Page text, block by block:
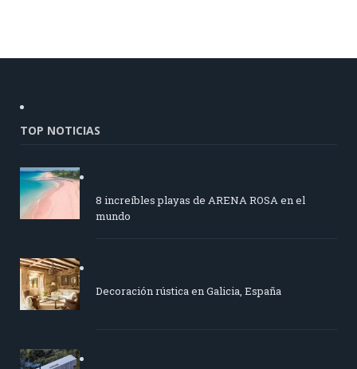
TOP NOTICIAS
8 increíbles playas de ARENA ROSA en el
mundo
Decoración rústica en Galicia, España